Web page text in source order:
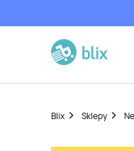
Blix Sklepy